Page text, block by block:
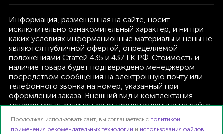
Информация, размещенная на сайте, носит
исключительно ознакомительный характер, и ни при
каких условиях информационные материалы и цены не
являются публичной офертой, определяемой
положениями Статей 435 и 437 ГК РФ. Стоимость и
наличие товара будет подтверждено менеджером
посредством сообщения на электронную почту или
телефонного звонка на номер, указанный при
оформлении заказа. Внешний вид и комплектация
товаров могут отличаться от представленных на сайте.
текущую комплектацию, без дополнительного
Продолжая использовать сайт, вы соглашаетесь с политикой
применения рекомендательных технологий и использования файлов